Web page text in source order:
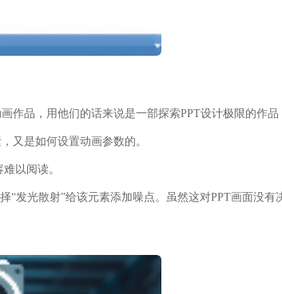
作品，用他们的话来说是一部探索PPT设计极限的作品
又是如何设置动画参数的。
以阅读。
“发光散射”给该元素添加噪点。虽然这对PPT画面没有